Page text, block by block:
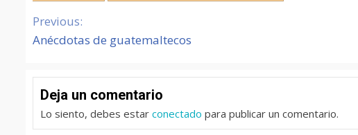
Continue
Previous:
Anécdotas de guatemaltecos
Deja un comentario
Lo siento, debes estar conectado para publicar un comentario.